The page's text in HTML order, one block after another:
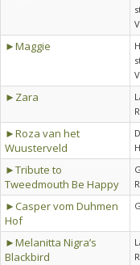
►Maggie
►Zara
►Roza van het
Wuusterveld
►Tribute to
Tweedmouth Be Happy
►Casper vom Duhmen
Hof
►Melanitta Nigra’s
Blackbird